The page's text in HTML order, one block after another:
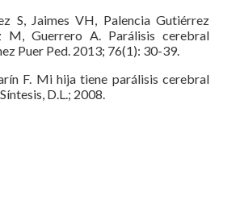
S, Jaimes VH, Palencia Gutiérrez
M, Guerrero A. Parálisis cerebral
Puer Ped. 2013; 76(1): 30-39.
F. Mi hija tiene parálisis cerebral
D.L.; 2008.